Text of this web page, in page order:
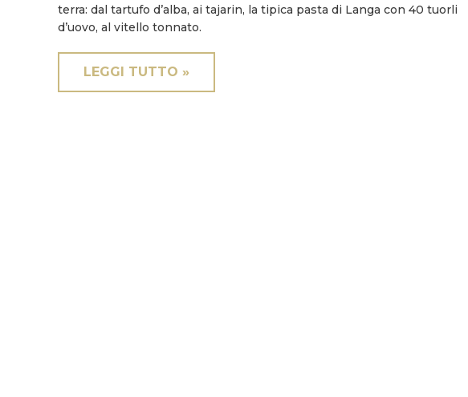
terra: dal tartufo d’alba, ai tajarin, la tipica pasta di Langa con 40 tuorli
d’uovo, al vitello tonnato.
LEGGI TUTTO »